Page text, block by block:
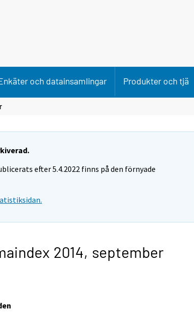
och datainsamlingar Produkter och tjä
efter 5.4.2022 finns på den förnyade
2014, september